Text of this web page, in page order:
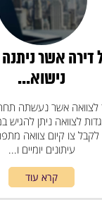
דירה אשר
נישוא...
לצוואה אשר נעשתה
לצוואה ניתן להגיש
צו קיום צוואה
עיתונים יומיים ו...
קרא עוד